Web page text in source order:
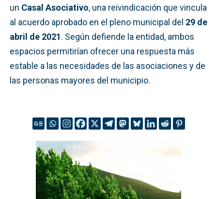
un Casal Asociativo, una reivindicación que vincula
al acuerdo aprobado en el pleno municipal del 29 de
abril de 2021. Según defiende la entidad, ambos
espacios permitirían ofrecer una respuesta más
estable a las necesidades de las asociaciones y de
las personas mayores del municipio.